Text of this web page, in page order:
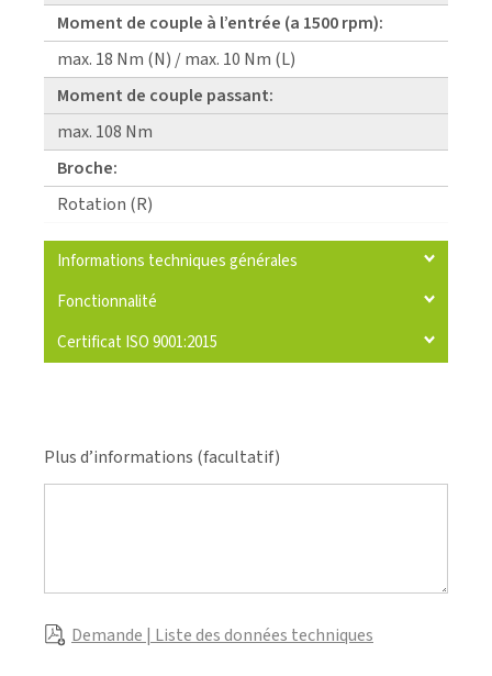
Moment de couple à l’entrée (a 1500 rpm):
max. 18 Nm (N) / max. 10 Nm (L)
Moment de couple passant:
max. 108 Nm
Broche:
Rotation (R)
Informations techniques générales
Fonctionnalité
Certificat ISO 9001:2015
Plus d’informations (facultatif)
Demande | Liste des données techniques